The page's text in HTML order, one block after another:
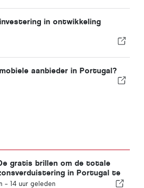
in ontwikkeling
aanbieder in Portugal?
gratis brillen om de totale
in Portugal te
zijn op
- 14 uur geleden